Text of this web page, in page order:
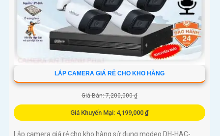
LẮP CAMERA GIÁ RẺ CHO KHO HÀNG
Giá Bán: 7,200,000 ₫
Giá Khuyến Mại: 4,199,000 ₫
Lắp camera giá rẻ cho kho hàng sử dụng modeo DH-HAC-